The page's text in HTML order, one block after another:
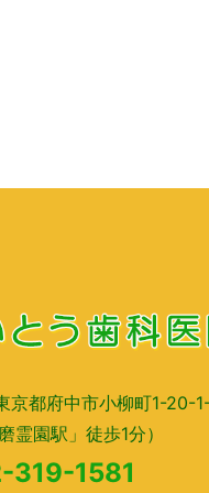
京都府中市小柳町1-20-
霊園駅」徒歩1分）
319-1581